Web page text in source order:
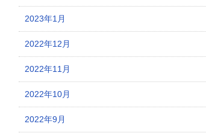
2023年1月
2022年12月
2022年11月
2022年10月
2022年9月